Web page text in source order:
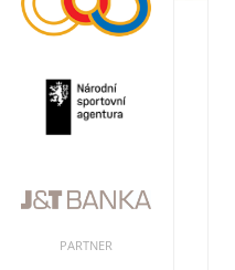
PARTNER